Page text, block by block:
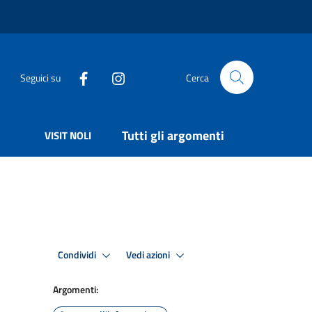
Seguici su Cerca
VISIT NOLI Tutti gli argomenti
Condividi Vedi azioni
Argomenti: